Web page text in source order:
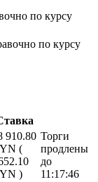
по курсу
по курсу
910.80
(
)
Торги
продлены
до
11:17:46